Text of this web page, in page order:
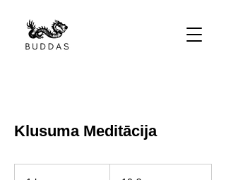
Klusuma Meditācija